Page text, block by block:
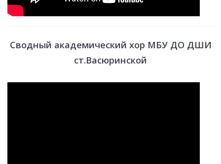
Сводный академический хор МБУ ДО ДШИ
ст.Васюринской